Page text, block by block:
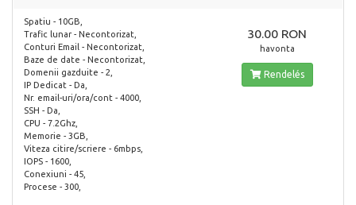
Spatiu - 10GB,
Trafic lunar - Necontorizat,
Conturi Email - Necontorizat,
Baze de date - Necontorizat,
Domenii gazduite - 2,
IP Dedicat - Da,
Nr. email-uri/ora/cont - 4000,
SSH - Da,
CPU - 7.2Ghz,
Memorie - 3GB,
Viteza citire/scriere - 6mbps,
IOPS - 1600,
Conexiuni - 45,
Procese - 300,
30.00 RON
havonta
Rendelés